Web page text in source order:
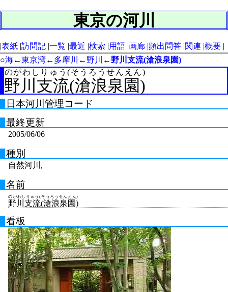
東京の河川
表紙 訪問記 一覧 最近 検索 用語 画廊 頻出問答 関連 概要
○海←東京湾← 多摩川 ← 野川 ← 野川支流(滄浪泉園)
野川支流(滄浪泉園)
のがわしりゅう(そうろうせんえん)
日本河川管理コード
最終更新
2005/06/06
種別
自然河川,
名前
野川支流(滄浪泉園)
のがわしりゅう(そうろうせんえん)
看板